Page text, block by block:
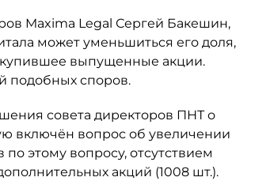
Maxima Legal Сергей Бакешин,
может уменьшиться его доля,
купившее выпущенные акции.
подобных споров.
совета директоров ПНТ о
включён вопрос об увеличении
этому вопросу, отсутствием
акций (1008 шт.).